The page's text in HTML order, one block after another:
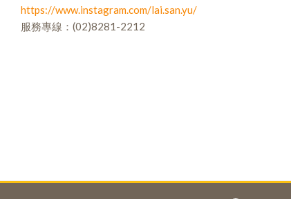
https://www.instagram.com/lai.san.yu/
服務專線：(02)8281-2212